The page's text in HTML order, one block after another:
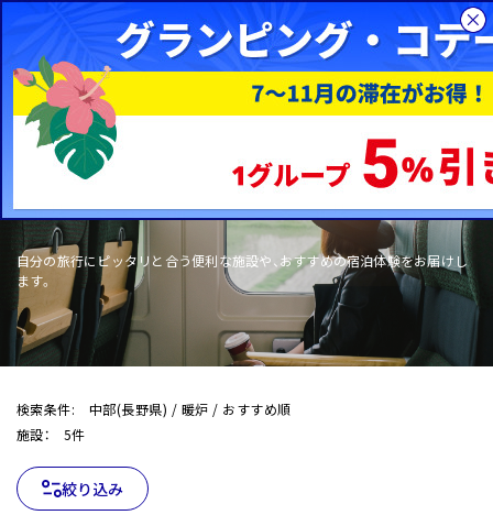
総合旅行サイトHIS
自分の旅行にピッタリと合う便利な施設や、おすすめの宿泊体験をお届けし
ます。
検索条件: 中部(長野県) / 暖炉 / おすすめ順
施設： 5件
絞り込み